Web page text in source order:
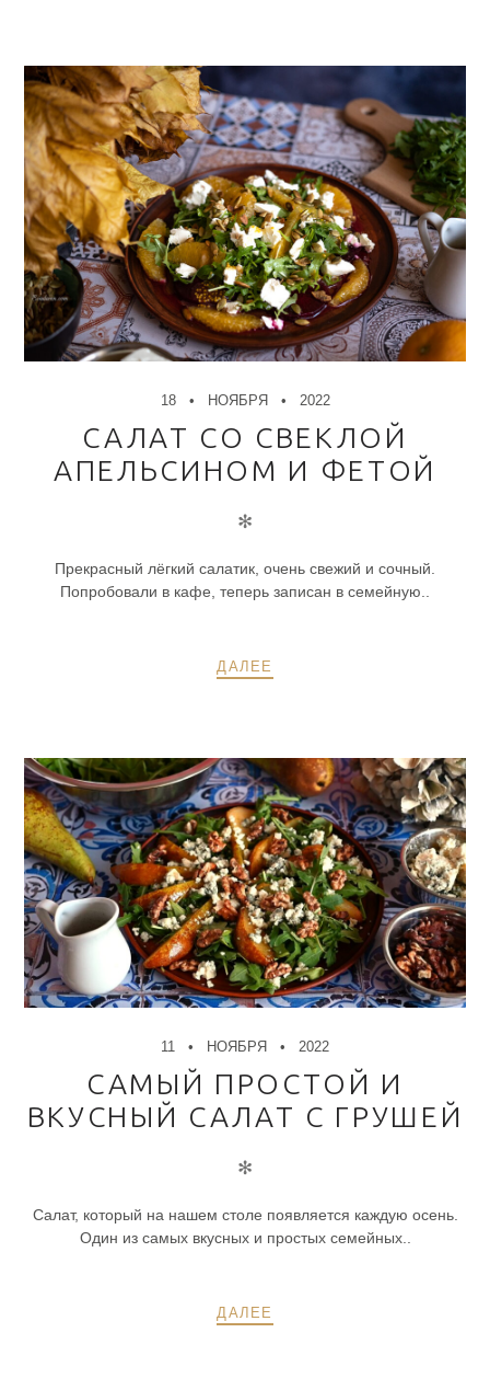
18 НОЯБРЯ 2022
САЛАТ СО СВЕКЛОЙ
АПЕЛЬСИНОМ И ФЕТОЙ
✻
Прекрасный лёгкий салатик, очень свежий и сочный.
Попробовали в кафе, теперь записан в семейную..
ДАЛЕЕ
11 НОЯБРЯ 2022
САМЫЙ ПРОСТОЙ И
ВКУСНЫЙ САЛАТ С ГРУШЕЙ
✻
Салат, который на нашем столе появляется каждую осень.
Один из самых вкусных и простых семейных..
ДАЛЕЕ